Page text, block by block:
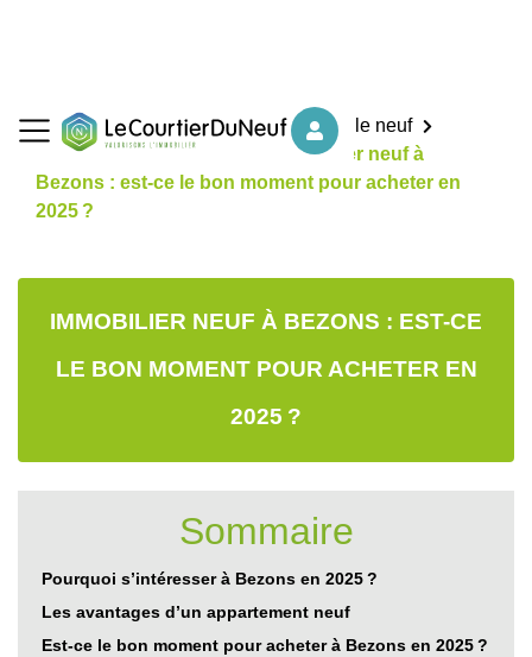
Accueil
Nos conseils d'achat dans le neuf
Choisir l'immobilier neuf
Immobilier neuf à
Bezons : est-ce le bon moment pour acheter en
2025 ?
IMMOBILIER NEUF À BEZONS : EST-CE
LE BON MOMENT POUR ACHETER EN
2025 ?
Sommaire
Pourquoi s’intéresser à Bezons en 2025 ?
Les avantages d’un appartement neuf
Est-ce le bon moment pour acheter à Bezons en 2025 ?